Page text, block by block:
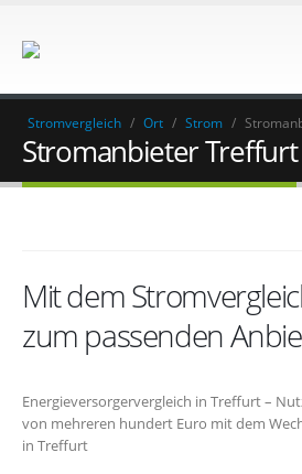
Stromvergleich / Ort / Strom /
Stromanbieter Treffurt
Mit dem
zum passenden
Energieversorgervergleich in Treffurt –
von mehreren hundert Euro mit dem
in Treffurt